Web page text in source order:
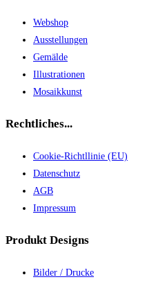
Webshop
Ausstellungen
Gemälde
Illustrationen
Mosaikkunst
Rechtliches...
Cookie-Richtllinie (EU)
Datenschutz
AGB
Impressum
Produkt Designs
Bilder / Drucke